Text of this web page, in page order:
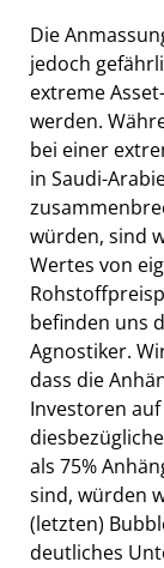
Die
jedoch
extreme
werden.
bei einer
in Saudi-
würden, sind
Wertes von
befinden uns
Agnostiker.
dass die
Investoren
als 75%
sind, würden
(letzten)
deutliches